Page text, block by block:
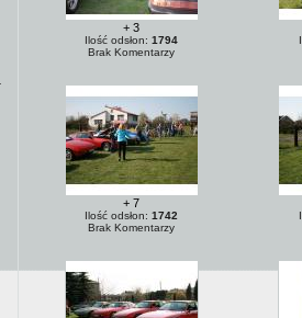
+ 3
Ilość odsłon: 1794
Brak Komentarzy
+ 7
Ilość odsłon: 1742
Brak Komentarzy